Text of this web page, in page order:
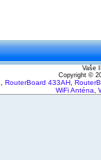
Vaše
Copyright ©
RouterBoard 433AH
WiFi Anténa